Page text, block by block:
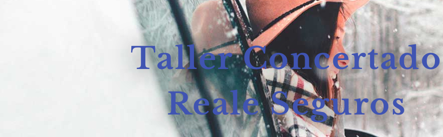
Taller Concertado
Reale Seguros